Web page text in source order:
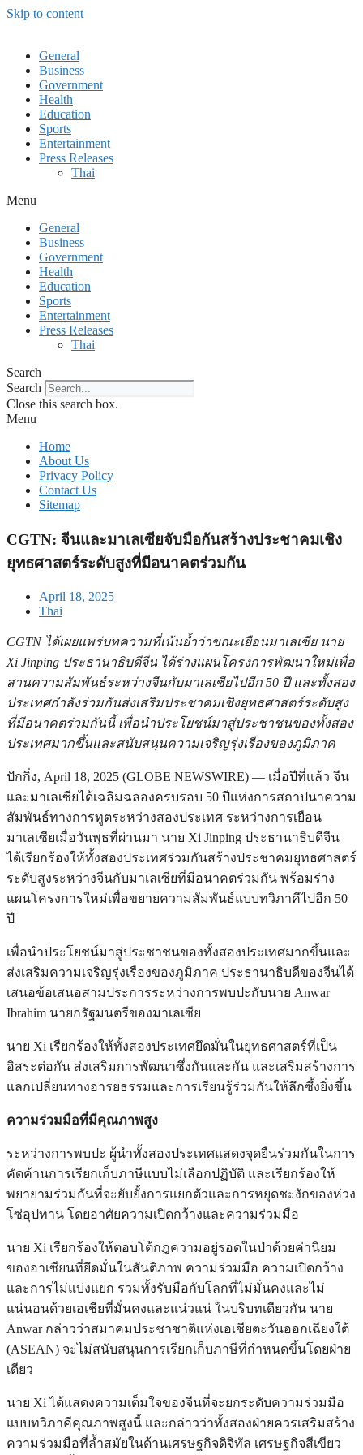
Skip to content
General
Business
Government
Health
Education
Sports
Entertainment
Press Releases
Thai
Menu
General
Business
Government
Health
Education
Sports
Entertainment
Press Releases
Thai
Search
Search
Close this search box.
Menu
Home
About Us
Privacy Policy
Contact Us
Sitemap
CGTN: จีนและมาเลเซียจับมือกันสร้างประชาคมเชิง
ยุทธศาสตร์ระดับสูงที่มีอนาคตร่วมกัน
April 18, 2025
Thai
CGTN ได้เผยแพร่บทความที่เน้นย้ำว่าขณะเยือนมาเลเซีย นาย
Xi Jinping ประธานาธิบดีจีน ได้ร่างแผนโครงการพัฒนาใหม่เพื่อ
สานความสัมพันธ์ระหว่างจีนกับมาเลเซียไปอีก 50 ปี และทั้งสอง
ประเทศกำลังร่วมกันส่งเสริมประชาคมเชิงยุทธศาสตร์ระดับสูง
ที่มีอนาคตร่วมกันนี้ เพื่อนำประโยชน์มาสู่ประชาชนของทั้งสอง
ประเทศมากขึ้นและสนับสนุนความเจริญรุ่งเรืองของภูมิภาค
ปักกิ่ง, April 18, 2025 (GLOBE NEWSWIRE) — เมื่อปีที่แล้ว จีน
และมาเลเซียได้เฉลิมฉลองครบรอบ 50 ปีแห่งการสถาปนาความ
สัมพันธ์ทางการทูตระหว่างสองประเทศ ระหว่างการเยือน
มาเลเซียเมื่อวันพุธที่ผ่านมา นาย Xi Jinping ประธานาธิบดีจีน
ได้เรียกร้องให้ทั้งสองประเทศร่วมกันสร้างประชาคมยุทธศาสตร์
ระดับสูงระหว่างจีนกับมาเลเซียที่มีอนาคตร่วมกัน พร้อมร่าง
แผนโครงการใหม่เพื่อขยายความสัมพันธ์แบบทวิภาคีไปอีก 50
ปี
เพื่อนำประโยชน์มาสู่ประชาชนของทั้งสองประเทศมากขึ้นและ
ส่งเสริมความเจริญรุ่งเรืองของภูมิภาค ประธานาธิบดีของจีนได้
เสนอข้อเสนอสามประการระหว่างการพบปะกับนาย Anwar
Ibrahim นายกรัฐมนตรีของมาเลเซีย
นาย Xi เรียกร้องให้ทั้งสองประเทศยึดมั่นในยุทธศาสตร์ที่เป็น
อิสระต่อกัน ส่งเสริมการพัฒนาซึ่งกันและกัน และเสริมสร้างการ
แลกเปลี่ยนทางอารยธรรมและการเรียนรู้ร่วมกันให้ลึกซึ้งยิ่งขึ้น
ความร่วมมือที่มีคุณภาพสูง
ระหว่างการพบปะ ผู้นำทั้งสองประเทศแสดงจุดยืนร่วมกันในการ
คัดค้านการเรียกเก็บภาษีแบบไม่เลือกปฏิบัติ และเรียกร้องให้
พยายามร่วมกันที่จะยับยั้งการแยกตัวและการหยุดชะงักของห่วง
โซ่อุปทาน โดยอาศัยความเปิดกว้างและความร่วมมือ
นาย Xi เรียกร้องให้ตอบโต้กฎความอยู่รอดในป่าด้วยค่านิยม
ของอาเซียนที่ยึดมั่นในสันติภาพ ความร่วมมือ ความเปิดกว้าง
และการไม่แบ่งแยก รวมทั้งรับมือกับโลกที่ไม่มั่นคงและไม่
แน่นอนด้วยเอเชียที่มั่นคงและแน่วแน่ ในบริบทเดียวกัน นาย
Anwar กล่าวว่าสมาคมประชาชาติแห่งเอเชียตะวันออกเฉียงใต้
(ASEAN) จะไม่สนับสนุนการเรียกเก็บภาษีที่กำหนดขึ้นโดยฝ่าย
เดียว
นาย Xi ได้แสดงความเต็มใจของจีนที่จะยกระดับความร่วมมือ
แบบทวิภาคีคุณภาพสูงนี้ และกล่าวว่าทั้งสองฝ่ายควรเสริมสร้าง
ความร่วมมือที่ล้ำสมัยในด้านเศรษฐกิจดิจิทัล เศรษฐกิจสีเขียว